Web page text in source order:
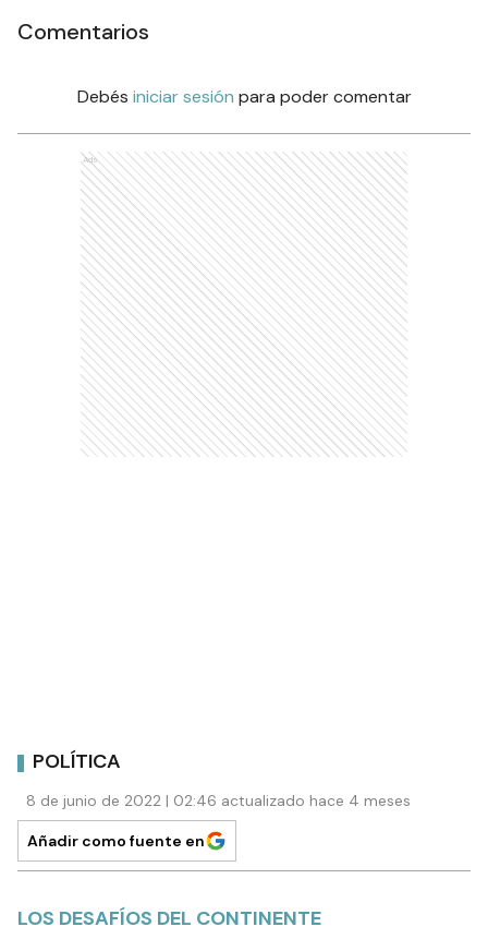
Comentarios
Debés iniciar sesión para poder comentar
Ads
POLÍTICA
8 de junio de 2022 | 02:46 actualizado hace 4 meses
Añadir como fuente en
LOS DESAFÍOS DEL CONTINENTE